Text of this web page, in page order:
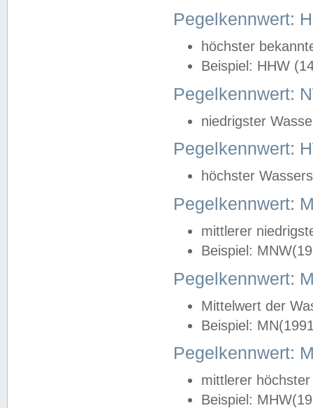
Pegelkennwert:
höchster
Beispiel: HHW
Pegelkennwert:
niedrigster
Pegelkennwert:
höchster
Pegelkennwert:
mittlerer
Beispiel:
Pegelkennwert:
Mittelwert der
Beispiel:
Pegelkennwert:
mittlerer
Beispiel: